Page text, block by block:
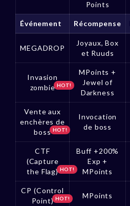
Points
Événement Récompense
MEGADROP
Joyaux, Box
et Ruuds
Invasion
zombie HOT!
MPoints +
Jewel of
Darkness
Vente aux
enchères de
boss HOT!
Invocation
de boss
CTF
(Capture
the Flag) HOT!
Buff +200%
Exp +
MPoints
CP (Control
Point) HOT! MPoints